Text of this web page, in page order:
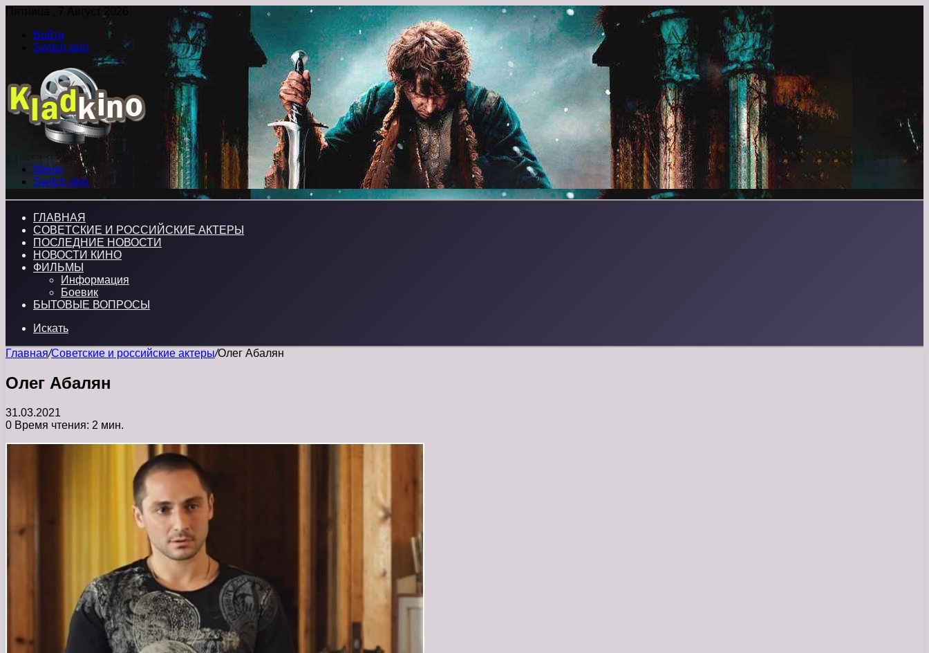
Пятница , 7 Август 2026
Войти
Switch skin
Меню
Switch skin
ГЛАВНАЯ
СОВЕТСКИЕ И РОССИЙСКИЕ АКТЕРЫ
ПОСЛЕДНИЕ НОВОСТИ
НОВОСТИ КИНО
ФИЛЬМЫ
Информация
Боевик
БЫТОВЫЕ ВОПРОСЫ
Искать
Главная/Советские и российские актеры/Олег Абалян
Олег Абалян
31.03.2021
0 Время чтения: 2 мин.